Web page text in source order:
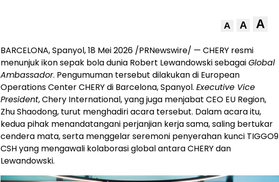
A A A
BARCELONA, Spanyol, 18 Mei 2026 /PRNewswire/ — CHERY resmi
menunjuk ikon sepak bola dunia Robert Lewandowski sebagaiGlobal
Ambassador. Pengumuman tersebut dilakukan di European
Operations Center CHERY di Barcelona, Spanyol. Executive Vice
President, Chery International, yang juga menjabat CEO EU Region,
Zhu Shaodong, turut menghadiri acara tersebut. Dalam acara itu,
kedua pihak menandatangani perjanjian kerja sama, saling bertukar
cendera mata, serta menggelar seremoni penyerahan kunci TIGGO9
CSH yang mengawali kolaborasi global antara CHERY dan
Lewandowski.